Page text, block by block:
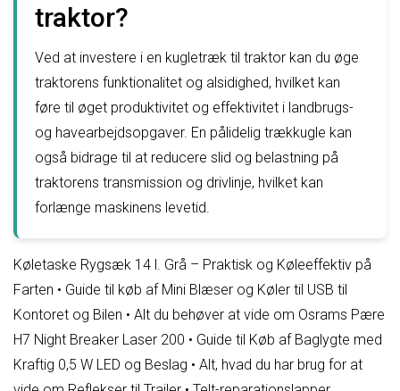
traktor?
Ved at investere i en kugletræk til traktor kan du øge
traktorens funktionalitet og alsidighed, hvilket kan
føre til øget produktivitet og effektivitet i landbrugs-
og havearbejdsopgaver. En pålidelig trækkugle kan
også bidrage til at reducere slid og belastning på
traktorens transmission og drivlinje, hvilket kan
forlænge maskinens levetid.
Køletaske Rygsæk 14 l. Grå – Praktisk og Køleeffektiv på
Farten • Guide til køb af Mini Blæser og Køler til USB til
Kontoret og Bilen • Alt du behøver at vide om Osrams Pære
H7 Night Breaker Laser 200 • Guide til Køb af Baglygte med
Kraftig 0,5 W LED og Beslag • Alt, hvad du har brug for at